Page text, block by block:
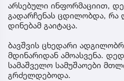
არსებული ინფორმაციით,
გადარჩენას ცდილობდა, რა
დინებამ გაიტაცა.
ბავშვის ცხედარი
მდინარიდან ამოასვენა.
სამაშველო სამუშაოები
გრძელდებოდა.